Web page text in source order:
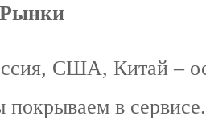
Рынки
США, Китай –
покрываем в сервисе.